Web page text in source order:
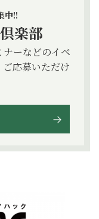
中!!
楽部
ーなどのイベ
応募いただけ